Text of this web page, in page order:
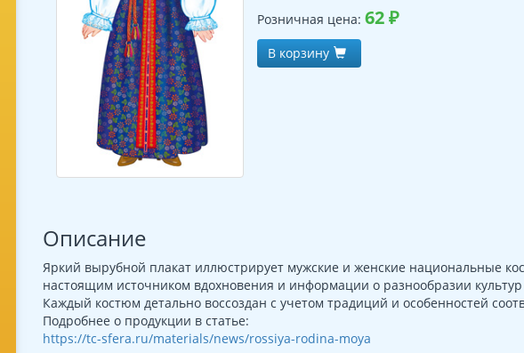
Розничная цена:62₽
В корзину
Описание
Яркий вырубной плакат иллюстрирует мужские и женские национальные
настоящим источником вдохновения и информации о разнообразии
Каждый костюм детально воссоздан с учетом традиций и особенностей
Подробнее о продукции в статье:
https://tc-sfera.ru/materials/news/rossiya-rodina-moya